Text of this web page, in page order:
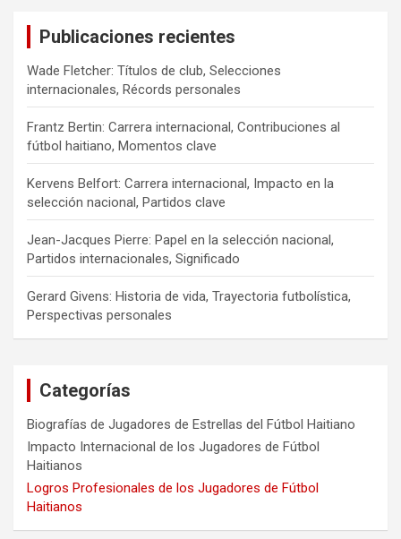
Publicaciones recientes
Wade Fletcher: Títulos de club, Selecciones
internacionales, Récords personales
Frantz Bertin: Carrera internacional, Contribuciones al
fútbol haitiano, Momentos clave
Kervens Belfort: Carrera internacional, Impacto en la
selección nacional, Partidos clave
Jean-Jacques Pierre: Papel en la selección nacional,
Partidos internacionales, Significado
Gerard Givens: Historia de vida, Trayectoria futbolística,
Perspectivas personales
Categorías
Biografías de Jugadores de Estrellas del Fútbol Haitiano
Impacto Internacional de los Jugadores de Fútbol
Haitianos
Logros Profesionales de los Jugadores de Fútbol
Haitianos